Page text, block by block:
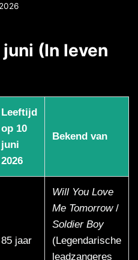
(In leven
Leeftijd
op 10
juni
2026
Bekend van
85 jaar
Will You Love
Me Tomorrow/
Soldier Boy
(Legendarische
leadzangeres